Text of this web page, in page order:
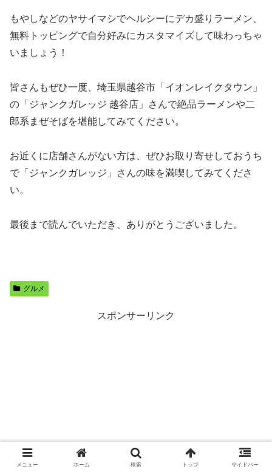
もやしなどのヤサイマシでヘルシーにデカ盛りラーメン、
無料トッピングで自分好みにカスタマイズして味わっちゃ
いましょう！
皆さんもぜひ一度、埼玉県越谷市「イオンレイクタウン」
の「ジャンクガレッジ 越谷店」さんで絶品ラーメンや二
郎系まぜそばを堪能してみてください。
お近くに店舗さんがない方は、ぜひお取り寄せしておうち
で「ジャンクガレッジ」さんの味を満喫してみてくださ
い。
最後まで読んでいただき、ありがとうございました。
グルメ
スポンサーリンク
メニュー ホーム 検索 トップ サイドバー